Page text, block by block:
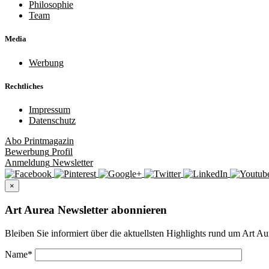
Philosophie
Team
Media
Werbung
Rechtliches
Impressum
Datenschutz
Abo Printmagazin
Bewerbung Profil
Anmeldung Newsletter
×
Art Aurea Newsletter abonnieren
Bleiben Sie informiert über die aktuellsten Highlights rund um Art
Name*